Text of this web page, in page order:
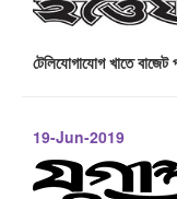
টেলিযোগাযোগ খাতে বাজেট
19-Jun-2019